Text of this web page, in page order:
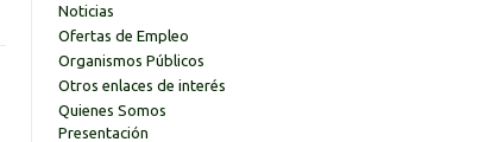
Noticias
Ofertas de Empleo
Organismos Públicos
Otros enlaces de interés
Quienes Somos
Presentación